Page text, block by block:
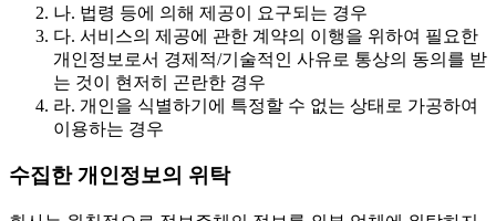
나. 법령 등에 의해 제공이 요구되는 경우
다. 서비스의 제공에 관한 계약의 이행을 위하여 필요한
개인정보로서 경제적/기술적인 사유로 통상의 동의를 받
는 것이 현저히 곤란한 경우
라. 개인을 식별하기에 특정할 수 없는 상태로 가공하여
이용하는 경우
수집한 개인정보의 위탁